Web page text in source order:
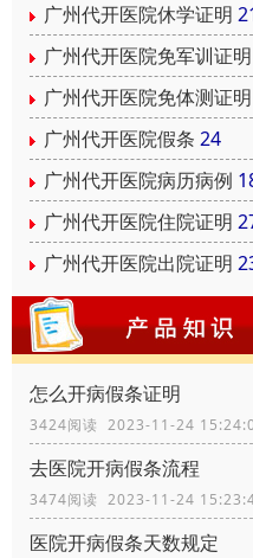
广州代开医院休学证明
广州代开医院免军训证明
广州代开医院免体测证明
广州代开医院假条 24
广州代开医院病历病例
广州代开医院住院证明
广州代开医院出院证明
怎么开病假条证明
3424阅读 2023-11-24
去医院开病假条流程
3474阅读 2023-11-24
医院开病假条天数规定